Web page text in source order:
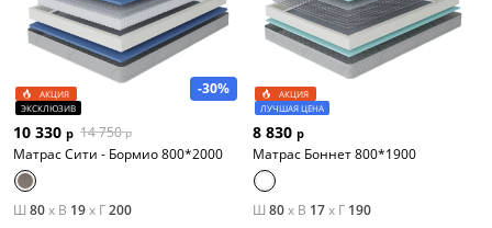
-30%
АКЦИЯ
ЭКСКЛЮЗИВ
10 330 р 14 750 р
Матрас Сити - Бормио 800*2000
Ш 80x В 19x Г200
АКЦИЯ
ЛУЧШАЯ ЦЕНА
8 830 р
Матрас Боннет 800*1900
Ш 80x В 17x Г 190